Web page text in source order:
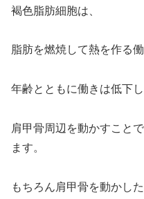
褐色脂肪細胞は、
脂肪を燃焼して熱を作る
年齢とともに働きは低下し
肩甲骨周辺を動かすこと
ます。
もちろん肩甲骨を動かし